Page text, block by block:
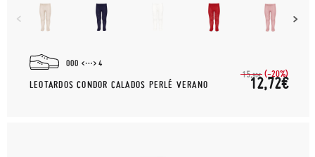
000 4
LEOTARDOS CONDOR CALADOS PERLÉ VERANO
15,90€ (-20%)
12,72€